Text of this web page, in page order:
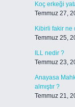
Koç erkeği
Temmuz 27,
Kibirli fakir ne
Temmuz 25,
ILL nedir ?
Temmuz 23,
Anayasa
almıştır ?
Temmuz 21,